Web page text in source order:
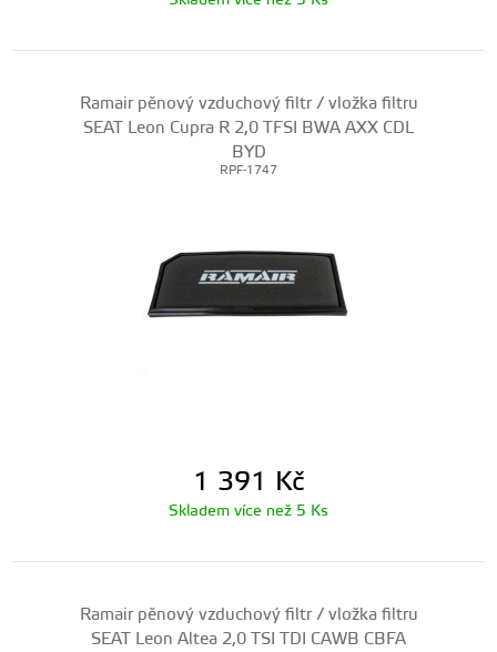
Ramair pěnový vzduchový filtr / vložka filtru
SEAT Leon Cupra R 2,0 TFSI BWA AXX CDL
BYD
RPF-1747
1 391 Kč
Skladem více než 5 Ks
Ramair pěnový vzduchový filtr / vložka filtru
SEAT Leon Altea 2,0 TSI TDI CAWB CBFA